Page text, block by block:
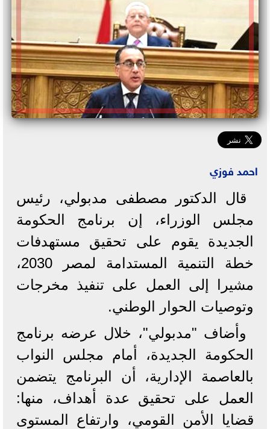
احمد فوزي
قال الدكتور مصطفى مدبولي، رئيس
مجلس الوزراء، إن برنامج الحكومة
الجديدة يقوم على تحقيق مستهدفات
خطة التنمية المستدامة لمصر 2030،
مشيرا إلى العمل على تنفيذ مخرجات
وتوصيات الحوار الوطني.
وأضاف "مدبولي"، خلال عرضه برنامج
الحكومة الجديدة، أمام مجلس النواب
بالعاصمة الإدارية، أن البرنامج يتضمن
العمل على تحقيق عدة أهداف، منها:
قضايا الأمن القومي، وارتفاع المستوى